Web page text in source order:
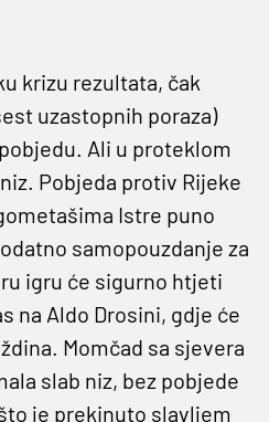
krizu rezultata, čak
uzastopnih poraza)
Ali u proteklom
Pobjeda protiv Rijeke
Istre puno
samopouzdanje za
igru će sigurno htjeti
na Aldo Drosini, gdje će
Momčad sa sjevera
slab niz, bez pobjede
je prekinuto slavljem